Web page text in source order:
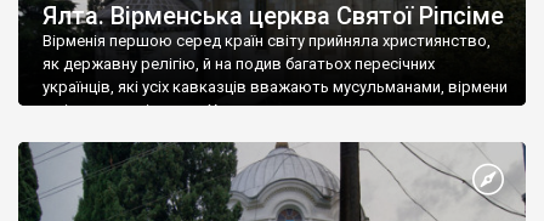
Ялта. Вірменська церква Святої Ріпсіме
Вірменія першою серед країн світу прийняла християнство,
як державну релігію, й на подив багатьох пересічних
українців, які усіх кавказців вважають мусульманами, вірмени
є відданими вірянами Христа